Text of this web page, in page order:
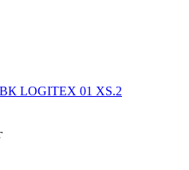
LOGITEX 01 XS.2